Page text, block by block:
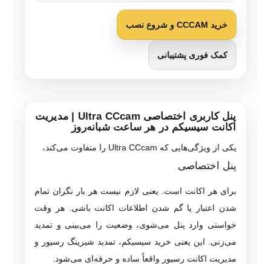
خرید CCCAM و شروع نصب
کمک فوری پشتیبانی
پنل کاربری اختصاصی Ultra CCcam | مدیریت
اکانت سیسیکم در هر ساعت شبانه‌روز
یکی از ویژگی‌هایی که Ultra CCcam را متفاوت می‌کند،
پنل اختصاصی
برای هر اکانت است. یعنی لازم نیست هر بار نگران تمام
شدن اعتبار یا گم شدن اطلاعات اکانت باشی. هر وقت
خواستی وارد پنل می‌شوی، وضعیت را می‌بینی و تمدید
می‌زنی. این یعنی خرید سیسیکم، تمدید شیرینگ رسیور و
مدیریت اکانت رسیور واقعاً ساده و حرفه‌ای می‌شود.